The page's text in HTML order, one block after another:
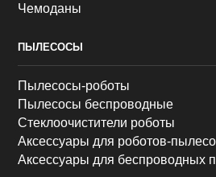
Чемоданы
ПЫЛЕСОСЫ
Пылесосы-роботы
Пылесосы беспроводные
Стеклоочистители роботы
Аксессуары для роботов-
Аксессуары для беспроводных